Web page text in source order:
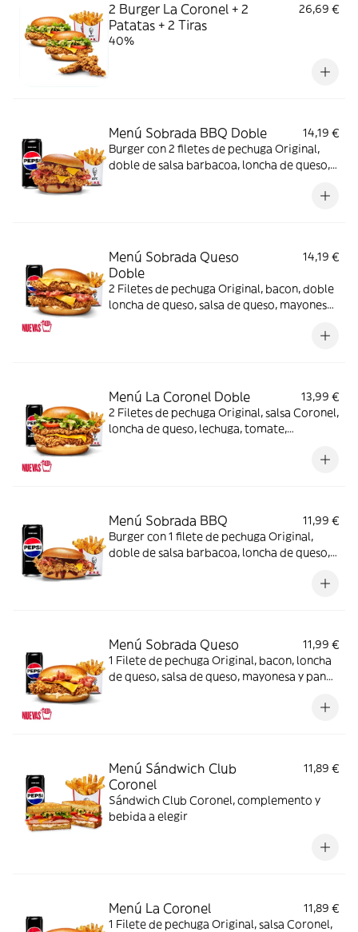
2 Burger La Coronel + 2
Patatas + 2 Tiras
26,69 €
40%
Menú Sobrada BBQ Doble
14,19 €
Burger con 2 filetes de pechuga Original,
doble de salsa barbacoa, loncha de queso,
Menú Sobrada Queso
Doble
14,19 €
2 Filetes de pechuga Original, bacon, doble
loncha de queso, salsa de queso, mayonesa
Menú La Coronel Doble
13,99 €
2 Filetes de pechuga Original, salsa Coronel,
loncha de queso, lechuga, tomate,
Menú Sobrada BBQ
11,99 €
Burger con 1 filete de pechuga Original,
doble de salsa barbacoa, loncha de queso,
Menú Sobrada Queso
11,99 €
1 Filete de pechuga Original, bacon, loncha
de queso, salsa de queso, mayonesa y pan
Menú Sándwich Club
Coronel
11,89 €
Sándwich Club Coronel, complemento y
bebida a elegir
Menú La Coronel
11,89 €
1 Filete de pechuga Original, salsa Coronel,